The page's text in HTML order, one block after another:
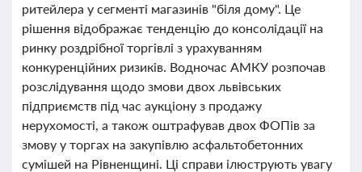
ритейлера у сегменті магазинів "біля дому". Це
рішення відображає тенденцію до консолідації на
ринку роздрібної торгівлі з урахуванням
конкуренційних ризиків. Водночас АМКУ розпочав
розслідування щодо змови двох львівських
підприємств під час аукціону з продажу
нерухомості, а також оштрафував двох ФОПів за
змову у торгах на закупівлю асфальтобетонних
сумішей на Рівненщині. Ці справи ілюструють увагу